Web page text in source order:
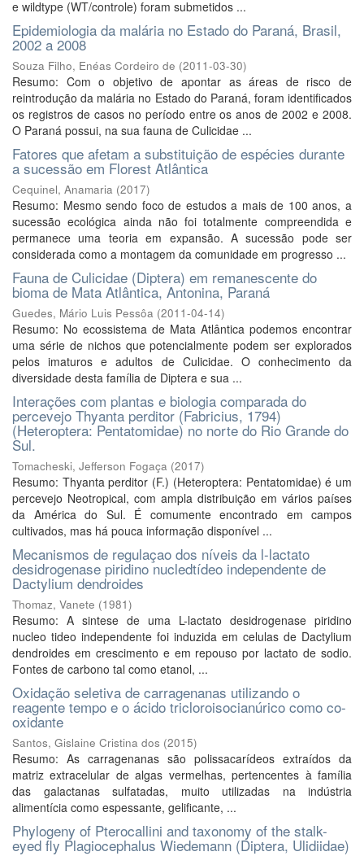
e wildtype (WT/controle) foram submetidos ...
Epidemiologia da malária no Estado do Paraná, Brasil,
2002 a 2008
Souza Filho, Enéas Cordeiro de (2011-03-30)
Resumo: Com o objetivo de apontar as áreas de risco de
reintrodução da malária no Estado do Paraná, foram identificados
os registros de casos no período entre os anos de 2002 e 2008.
O Paraná possui, na sua fauna de Culicidae ...
Fatores que afetam a substituição de espécies durante
a sucessão em Florest Atlântica
Cequinel, Anamaria (2017)
Resumo: Mesmo sendo foco de estudos a mais de 100 anos, a
sucessão ecológica ainda não foi totalmente compreendida e
permanece uma teoria em expansão. A sucessão pode ser
considerada como a montagem da comunidade em progresso ...
Fauna de Culicidae (Diptera) em remanescente do
bioma de Mata Atlântica, Antonina, Paraná
Guedes, Mário Luis Pessôa (2011-04-14)
Resumo: No ecossistema de Mata Atlântica podemos encontrar
uma série de nichos que potencialmente podem ser explorados
pelos imaturos e adultos de Culicidae. O conhecimento da
diversidade desta família de Diptera e sua ...
Interações com plantas e biologia comparada do
percevejo Thyanta perditor (Fabricius, 1794)
(Heteroptera: Pentatomidae) no norte do Rio Grande do
Sul.
Tomacheski, Jefferson Fogaça (2017)
Resumo: Thyanta perditor (F.) (Heteroptera: Pentatomidae) é um
percevejo Neotropical, com ampla distribuição em vários países
da América do Sul. É comumente encontrado em campos
cultivados, mas há pouca informação disponível ...
Mecanismos de regulaçao dos níveis da l-lactato
desidrogenase piridino nucledtídeo independente de
Dactylium dendroides
Thomaz, Vanete (1981)
Resumo: A sintese de uma L-lactato desidrogenase piridino
nucleo tideo independente foi induzida em celulas de Dactylium
dendroides em crescimento e em repouso por lactato de sodio.
Fontes de carbono tal como etanol, ...
Oxidação seletiva de carragenanas utilizando o
reagente tempo e o ácido tricloroisocianúrico como co-
oxidante
Santos, Gislaine Cristina dos (2015)
Resumo: As carragenanas são polissacarídeos extraídos da
matriz extracelular de algas vermelhas, pertencentes à família
das galactanas sulfatadas, muito utilizadas na indústria
alimentícia como espessante, gelificante, ...
Phylogeny of Pterocallini and taxonomy of the stalk-
eyed fly Plagiocephalus Wiedemann (Diptera, Ulidiidae)